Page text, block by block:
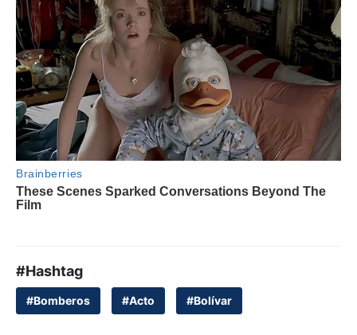
#Hashtag
#Bomberos #Acto #Bolívar